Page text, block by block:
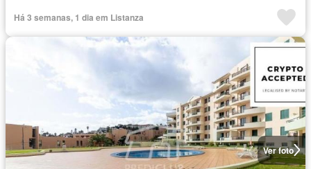
Há 3 semanas, 1 dia em Listanza
Ver foto